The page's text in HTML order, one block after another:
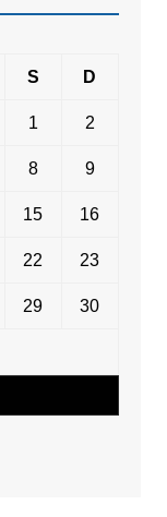
S D
1 2
8 9
15 16
22 23
29 30